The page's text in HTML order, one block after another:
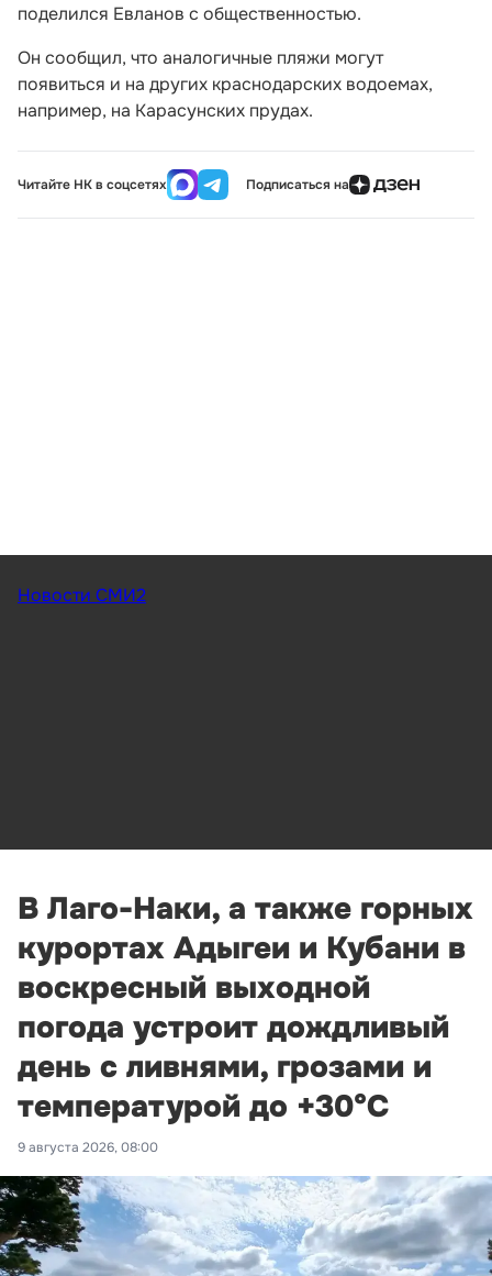
поделился Евланов с общественностью.
Он сообщил, что аналогичные пляжи могут
появиться и на других краснодарских водоемах,
например, на Карасунских прудах.
Читайте НК в соцсетях Подписаться на
Новости СМИ2
В Лаго-Наки, а также горных
курортах Адыгеи и Кубани в
воскресный выходной
погода устроит дождливый
день с ливнями, грозами и
температурой до +30°С
9 августа 2026, 08:00